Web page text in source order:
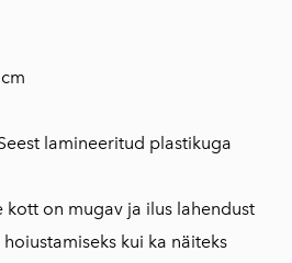
lamineeritud plastikuga
on mugav ja ilus lahendust
kui ka näiteks